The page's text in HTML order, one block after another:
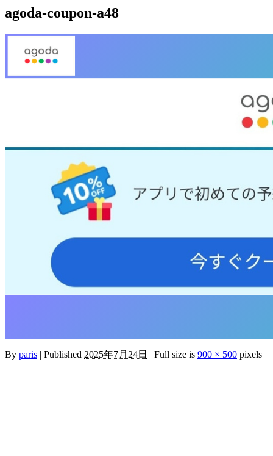
agoda-coupon-a48
By paris | Published 2025年7月24日 | Full size is 900 × 500 pixels